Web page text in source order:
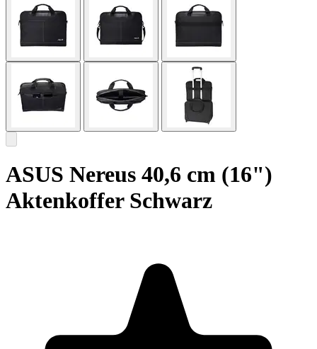
ASUS Nereus 40,6 cm (16")
Aktenkoffer Schwarz